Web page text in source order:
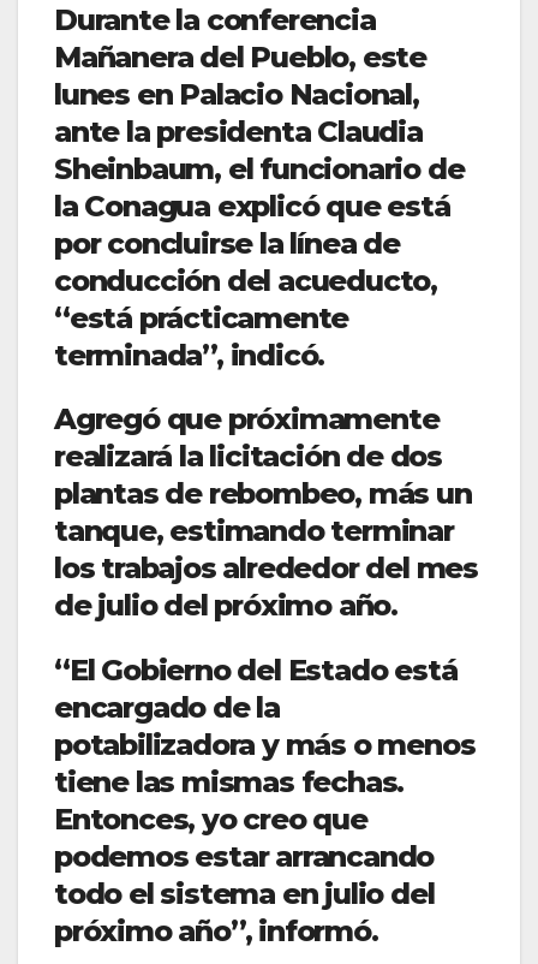
Durante la conferencia
Mañanera del Pueblo, este
lunes en Palacio Nacional,
ante la presidenta Claudia
Sheinbaum, el funcionario de
la Conagua explicó que está
por concluirse la línea de
conducción del acueducto,
“está prácticamente
terminada”, indicó.
Agregó que próximamente
realizará la licitación de dos
plantas de rebombeo, más un
tanque, estimando terminar
los trabajos alrededor del mes
de julio del próximo año.
“El Gobierno del Estado está
encargado de la
potabilizadora y más o menos
tiene las mismas fechas.
Entonces, yo creo que
podemos estar arrancando
todo el sistema en julio del
próximo año”, informó.